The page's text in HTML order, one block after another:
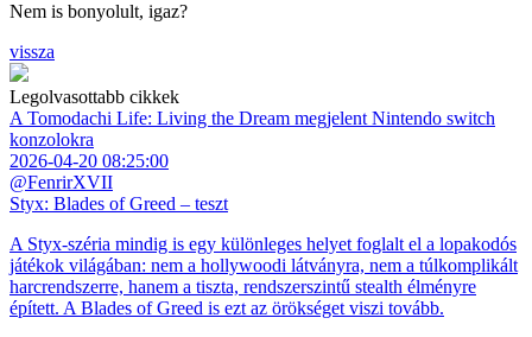
Nem is bonyolult, igaz?
vissza
Legolvasottabb cikkek
A Tomodachi Life: Living the Dream megjelent Nintendo switch
konzolokra
2026-04-20 08:25:00
@FenrirXVII
Styx: Blades of Greed – teszt
A Styx-széria mindig is egy különleges helyet foglalt el a lopakodós
játékok világában: nem a hollywoodi látványra, nem a túlkomplikált
harcrendszerre, hanem a tiszta, rendszerszintű stealth élményre
épített. A Blades of Greed is ezt az örökséget viszi tovább.